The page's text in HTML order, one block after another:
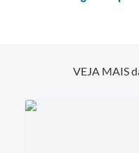
VEJA MAIS